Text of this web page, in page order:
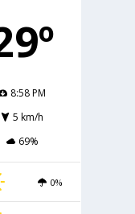
8:58 PM
5 km/h
69%
0%